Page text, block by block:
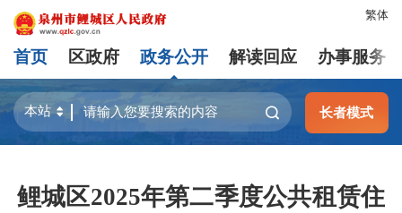
繁体
首页 区政府 政务公开 解读回应 办事服务
长者模式
鲤城区2025年第二季度公共租赁住